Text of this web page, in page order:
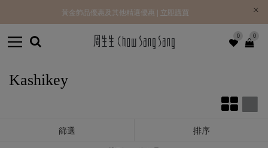
0 0
黃金飾品優惠及其他精選優惠 | 立即購買
Kashikey
篩選 排序